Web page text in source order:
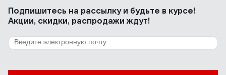
9 отзывов
Отзыв о температурном реле Реле и
Автоматика ТР-79М A8223-34129696
Подпишитесь на рассылкуи будьте в курсе!
Акции, скидки, распродажи ждут!